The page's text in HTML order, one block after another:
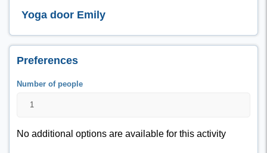
Yoga door Emily
Preferences
Number of people
No additional options are available for this activity